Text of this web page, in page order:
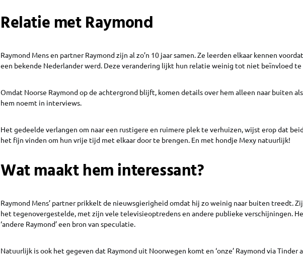
Relatie met Raymond
Raymond Mens en partner Raymond zijn al zo’n 10 jaar samen. Ze leerden elkaar kennen
een bekende Nederlander werd. Deze verandering lijkt hun relatie weinig tot niet beïnvloed te
Omdat Noorse Raymond op de achtergrond blijft, komen details over hem alleen naar buiten
hem noemt in interviews.
Het gedeelde verlangen om naar een rustigere en ruimere plek te verhuizen, wijst erop dat
het fijn vinden om hun vrije tijd met elkaar door te brengen. En met hondje Mexy natuurlijk!
Wat maakt hem interessant?
Raymond Mens’ partner prikkelt de nieuwsgierigheid omdat hij zo weinig naar buiten treedt.
het tegenovergestelde, met zijn vele televisieoptredens en andere publieke verschijningen.
‘andere Raymond’ een bron van speculatie.
Natuurlijk is ook het gegeven dat Raymond uit Noorwegen komt en ‘onze’ Raymond via Tinder